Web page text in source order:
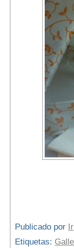
Publicado por
Etiquetas: